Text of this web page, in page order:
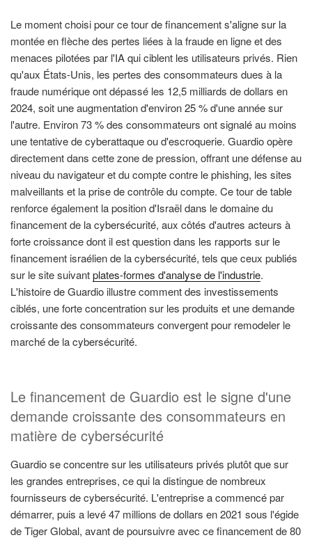
Le moment choisi pour ce tour de financement s'aligne sur la
montée en flèche des pertes liées à la fraude en ligne et des
menaces pilotées par l'IA qui ciblent les utilisateurs privés. Rien
qu'aux États-Unis, les pertes des consommateurs dues à la
fraude numérique ont dépassé les 12,5 milliards de dollars en
2024, soit une augmentation d'environ 25 % d'une année sur
l'autre. Environ 73 % des consommateurs ont signalé au moins
une tentative de cyberattaque ou d'escroquerie. Guardio opère
directement dans cette zone de pression, offrant une défense au
niveau du navigateur et du compte contre le phishing, les sites
malveillants et la prise de contrôle du compte. Ce tour de table
renforce également la position d'Israël dans le domaine du
financement de la cybersécurité, aux côtés d'autres acteurs à
forte croissance dont il est question dans les rapports sur le
financement israélien de la cybersécurité, tels que ceux publiés
sur le site suivantplates-formes d'analyse de l'industrie.
L'histoire de Guardio illustre comment des investissements
ciblés, une forte concentration sur les produits et une demande
croissante des consommateurs convergent pour remodeler le
marché de la cybersécurité.
Le financement de Guardio est le signe d'une
demande croissante des consommateurs en
matière de cybersécurité
Guardio se concentre sur les utilisateurs privés plutôt que sur
les grandes entreprises, ce qui la distingue de nombreux
fournisseurs de cybersécurité. L'entreprise a commencé par
démarrer, puis a levé 47 millions de dollars en 2021 sous l'égide
de Tiger Global, avant de poursuivre avec ce financement de 80